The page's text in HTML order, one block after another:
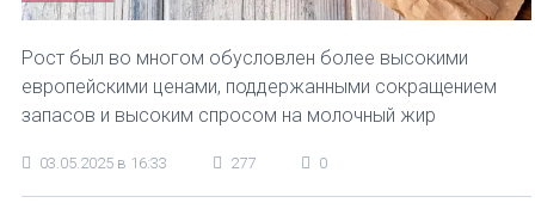
Рост был во многом обусловлен более высокими
европейскими ценами, поддержанными сокращением
запасов и высоким спросом на молочный жир
03.05.2025 в 16:33 277 0